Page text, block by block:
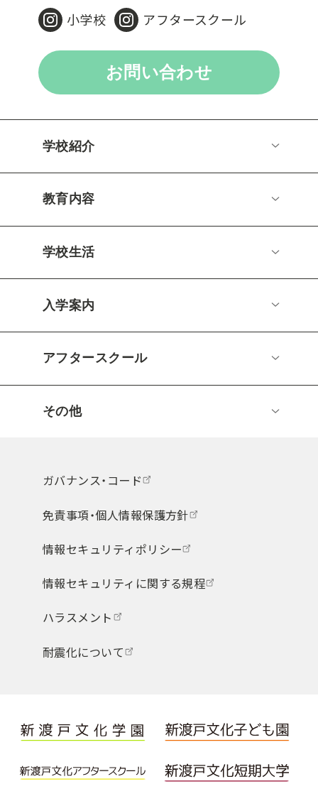
小学校 アフタースクール
お問い合わせ
学校紹介
教育内容
学校生活
入学案内
アフタースクール
その他
ガバナンス・コード
免責事項・個人情報保護方針
情報セキュリティポリシー
情報セキュリティに関する規程
ハラスメント
耐震化について